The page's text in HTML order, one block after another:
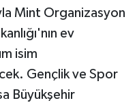
Mint Organizasyon
ev
isim
Gençlik ve Spor
Büyükşehir